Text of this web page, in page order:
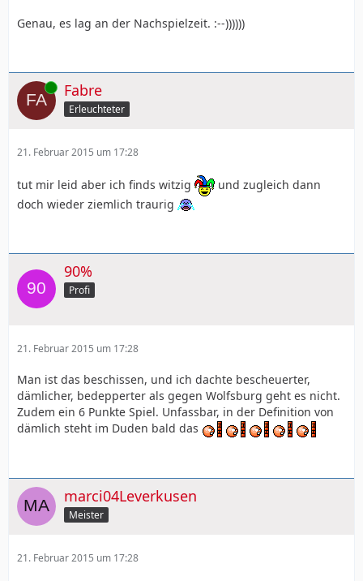
Genau, es lag an der Nachspielzeit. :--))))))
Online Fabre
Erleuchteter
21. Februar 2015 um 17:28
tut mir leid aber ich finds witzig
und zugleich dann
doch wieder ziemlich traurig
90%
Profi
21. Februar 2015 um 17:28
Man ist das beschissen, und ich dachte bescheuerter,
dämlicher, bedepperter als gegen Wolfsburg geht es nicht.
Zudem ein 6 Punkte Spiel. Unfassbar, in der Definition von
dämlich steht im Duden bald das
marci04Leverkusen
Meister
21. Februar 2015 um 17:28